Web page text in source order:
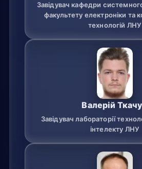
Завідувач кафедри
факультету електроніки та
технологій ЛНУ
Валерій
Завідувач лабораторії
інтелекту ЛНУ